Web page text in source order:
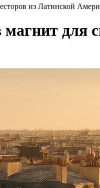
из Латинской
для